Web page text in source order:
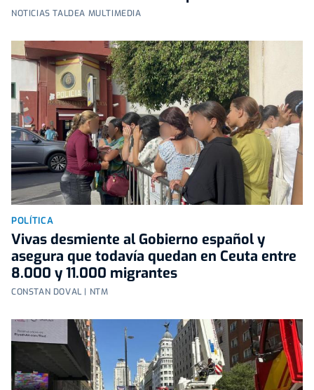
NOTICIAS TALDEA MULTIMEDIA
POLÍTICA
Vivas desmiente al Gobierno español y
asegura que todavía quedan en Ceuta entre
8.000 y 11.000 migrantes
CONSTAN DOVAL | NTM